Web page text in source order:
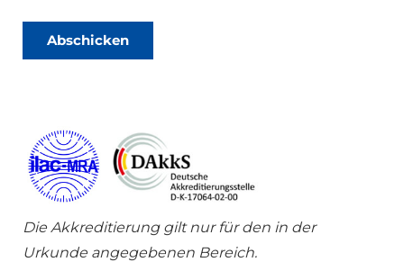
h
t
Abschicken
Die Akkreditierung gilt nur für den in der
Urkunde angegebenen Bereich.